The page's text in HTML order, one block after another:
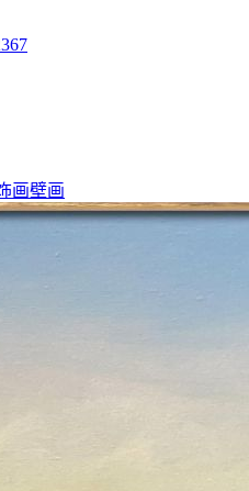
画壁画